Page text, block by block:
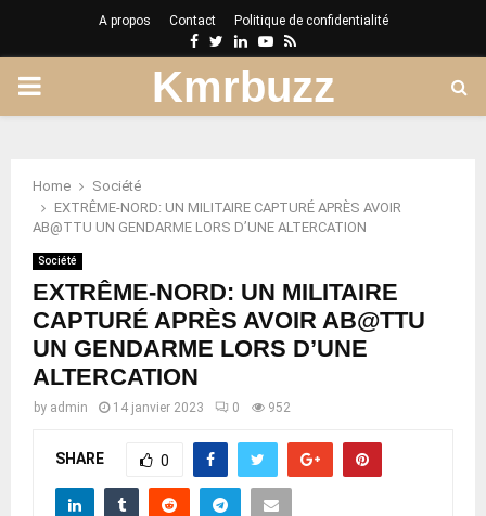
A propos Contact Politique de confidentialité
Facebook
Twitter
LinkedinYoutube
Rss
PRIMARY
Kmrbuzz
Home
Société
EXTRÊME-NORD: UN MILITAIRE CAPTURÉ APRÈS AVOIR
AB@TTU UN GENDARME LORS D’UNE ALTERCATION
Société
EXTRÊME-NORD: UN MILITAIRE
CAPTURÉ APRÈS AVOIR AB@TTU
UN GENDARME LORS D’UNE
ALTERCATION
by admin 14 janvier 2023 0 952
SHARE 0